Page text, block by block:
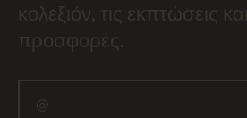
κολεξιόν, τις εκπτώσεις
προσφορές.